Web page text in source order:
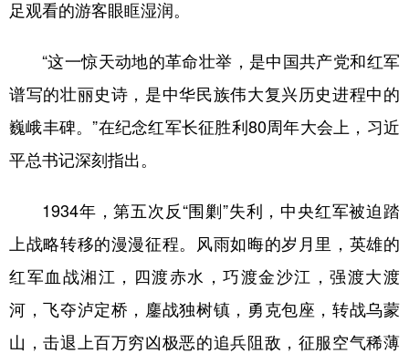
四川 贵州
陕西 甘肃 青海 宁夏
新疆 内蒙古 黑龙江
多语种频道
English Español Français عربى
Русский язык 日本語 한국어
Deutsch Português
足观看的游客眼眶湿润。
“这一惊天动地的革命壮举，是中国共产党和红军
谱写的壮丽史诗，是中华民族伟大复兴历史进程中的
巍峨丰碑。”在纪念红军长征胜利80周年大会上，习近
平总书记深刻指出。
1934年，第五次反“围剿”失利，中央红军被迫踏
上战略转移的漫漫征程。风雨如晦的岁月里，英雄的
红军血战湘江，四渡赤水，巧渡金沙江，强渡大渡
河，飞夺泸定桥，鏖战独树镇，勇克包座，转战乌蒙
山，击退上百万穷凶极恶的追兵阻敌，征服空气稀薄